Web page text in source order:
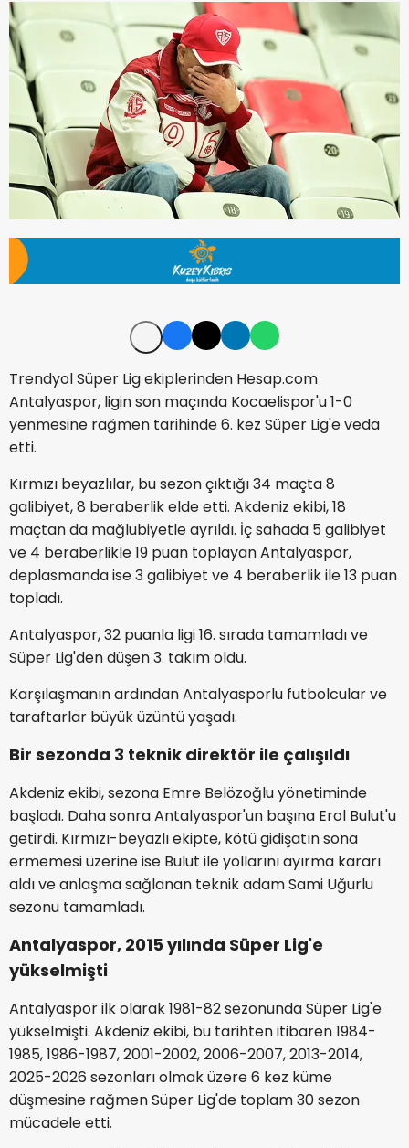
Trendyol Süper Lig ekiplerinden Hesap.com
Antalyaspor, ligin son maçında Kocaelispor'u 1-0
yenmesine rağmen tarihinde 6. kez Süper Lig'e veda
etti.
Kırmızı beyazlılar, bu sezon çıktığı 34 maçta 8
galibiyet, 8 beraberlik elde etti. Akdeniz ekibi, 18
maçtan da mağlubiyetle ayrıldı. İç sahada 5 galibiyet
ve 4 beraberlikle 19 puan toplayan Antalyaspor,
deplasmanda ise 3 galibiyet ve 4 beraberlik ile 13 puan
topladı.
Antalyaspor, 32 puanla ligi 16. sırada tamamladı ve
Süper Lig'den düşen 3. takım oldu.
Karşılaşmanın ardından Antalyasporlu futbolcular ve
taraftarlar büyük üzüntü yaşadı.
Bir sezonda 3 teknik direktör ile çalışıldı
Akdeniz ekibi, sezona Emre Belözoğlu yönetiminde
başladı. Daha sonra Antalyaspor'un başına Erol Bulut'u
getirdi. Kırmızı-beyazlı ekipte, kötü gidişatın sona
ermemesi üzerine ise Bulut ile yollarını ayırma kararı
aldı ve anlaşma sağlanan teknik adam Sami Uğurlu
sezonu tamamladı.
Antalyaspor, 2015 yılında Süper Lig'e
yükselmişti
Antalyaspor ilk olarak 1981-82 sezonunda Süper Lig'e
yükselmişti. Akdeniz ekibi, bu tarihten itibaren 1984-
1985, 1986-1987, 2001-2002, 2006-2007, 2013-2014,
2025-2026 sezonları olmak üzere 6 kez küme
düşmesine rağmen Süper Lig'de toplam 30 sezon
mücadele etti.